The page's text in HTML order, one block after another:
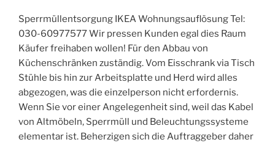
Sperrmüllentsorgung IKEA Wohnungsauflösung Tel:
030-60977577 Wir pressen Kunden egal dies Raum
Käufer freihaben wollen! Für den Abbau von
Küchenschränken zuständig. Vom Eisschrank via Tisch
Stühle bis hin zur Arbeitsplatte und Herd wird alles
abgezogen, was die einzelperson nicht erfordernis.
Wenn Sie vor einer Angelegenheit sind, weil das Kabel
von Altmöbeln, Sperrmüll und Beleuchtungssysteme
elementar ist. Beherzigen sich die Auftraggeber daher